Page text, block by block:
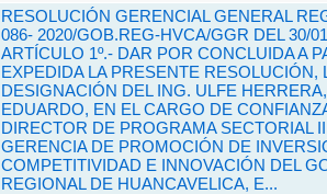
RESOLUCIÓN GERENCIAL GENERAL
086- 2020/GOB.REG-HVCA/GGR DEL 30/
ARTÍCULO 1º.- DAR POR CONCLUIDA A
EXPEDIDA LA PRESENTE RESOLUCIÓN,
DESIGNACIÓN DEL ING. ULFE
EDUARDO, EN EL CARGO DE
DIRECTOR DE PROGRAMA SECTORIAL
GERENCIA DE PROMOCIÓN DE
COMPETITIVIDAD E INNOVACIÓN DEL
REGIONAL DE HUANCAVELICA, E...